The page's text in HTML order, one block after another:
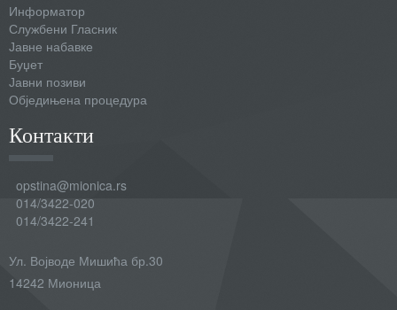
Информатор
Службени Гласник
Јавне набавке
Буџет
Јавни позиви
Обједињена процедура
Контакти
opstina@mionica.rs
014/3422-020
014/3422-241
Ул. Војводе Мишића бр.30
14242 Мионица